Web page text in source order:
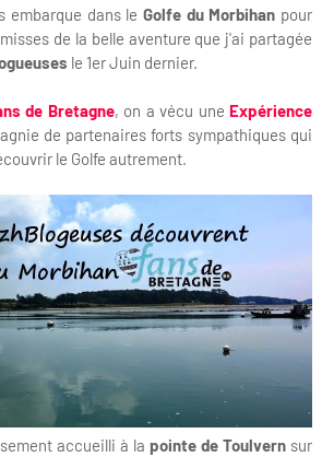
embarque dans le Golfe du Morbihan pour
de la belle aventure que j'ai partagée
le 1er Juin dernier.
de Bretagne, on a vécu une Expérience
de partenaires forts sympathiques qui
le Golfe autrement.
accueilli à la pointe de Toulvern sur